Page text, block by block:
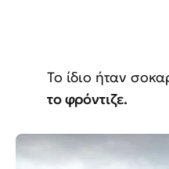
Το ίδιο ήταν
το φρόντιζε.